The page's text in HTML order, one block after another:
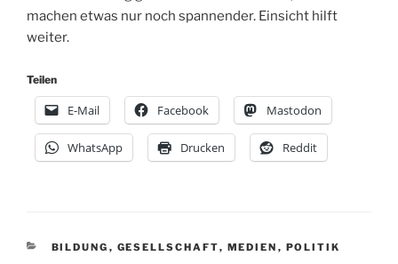
machen etwas nur noch spannender. Einsicht hilft
weiter.
Teilen
E-Mail Facebook Mastodon
WhatsApp Drucken Reddit
KATEGORIEN
BILDUNG , GESELLSCHAFT, MEDIEN , POLITIK